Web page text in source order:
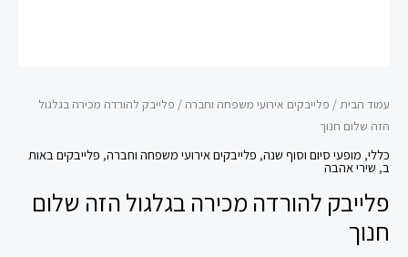
עמוד הבית/ פלייבקים אירועי משפחה וחברה / פלייבק להורדה מכירה בגלגול
הזה שלום חנוך
כללי, מופעי סיום וסוף שנה, פלייבקים אירועי משפחה וחברה, פלייבקים באות
ב, שירי אהבה
פלייבק להורדה מכירה בגלגול הזה שלום
חנוך